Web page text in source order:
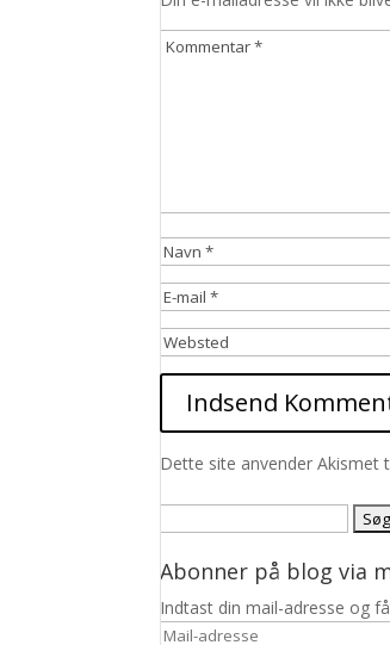
Dette site anvender Akismet
Abonner på blog via
Indtast din mail-adresse og
Mail-